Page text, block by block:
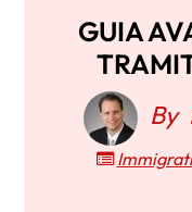
GUIA
By